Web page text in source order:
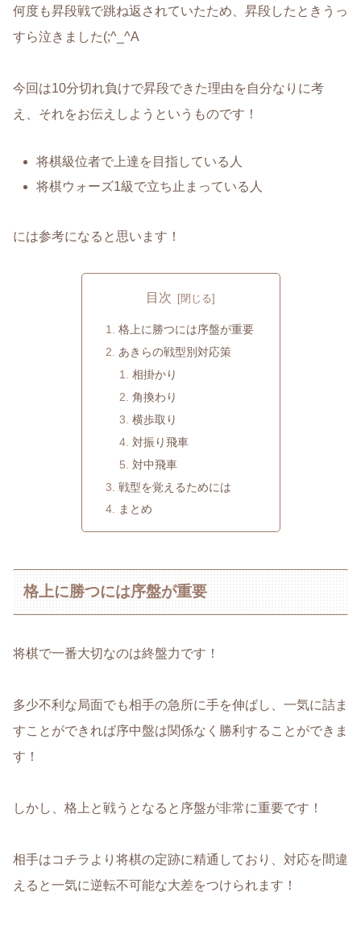
何度も昇段戦で跳ね返されていたため、昇段したときうっ
すら泣きました(;^_^A
今回は10分切れ負けで昇段できた理由を自分なりに考
え、それをお伝えしようというものです！
将棋級位者で上達を目指している人
将棋ウォーズ1級で立ち止まっている人
には参考になると思います！
目次
格上に勝つには序盤が重要
あきらの戦型別対応策
相掛かり
角換わり
横歩取り
対振り飛車
対中飛車
戦型を覚えるためには
まとめ
格上に勝つには序盤が重要
将棋で一番大切なのは終盤力です！
多少不利な局面でも相手の急所に手を伸ばし、一気に詰ま
すことができれば序中盤は関係なく勝利することができま
す！
しかし、格上と戦うとなると序盤が非常に重要です！
相手はコチラより将棋の定跡に精通しており、対応を間違
えると一気に逆転不可能な大差をつけられます！